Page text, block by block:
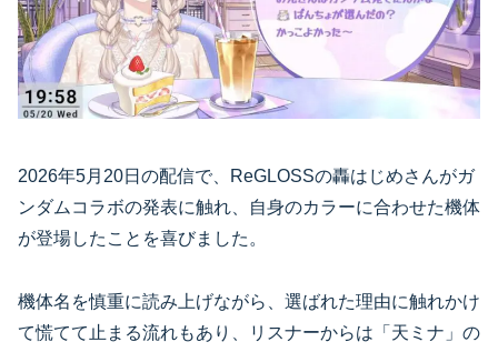
2026年5月20日の配信で、ReGLOSSの轟はじめさんがガ
ンダムコラボの発表に触れ、自身のカラーに合わせた機体
が登場したことを喜びました。
機体名を慎重に読み上げながら、選ばれた理由に触れかけ
て慌てて止まる流れもあり、リスナーからは「天ミナ」の